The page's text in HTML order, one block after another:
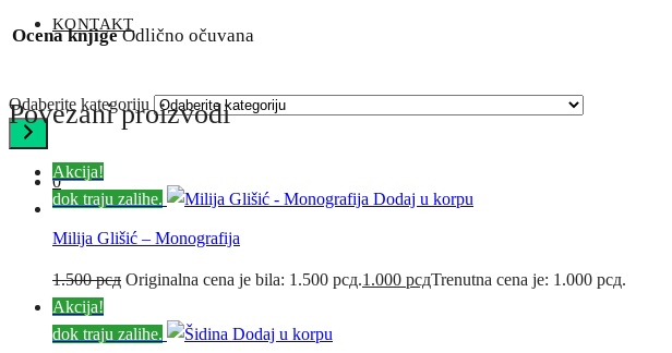
KONTAKT
Odaberite kategoriju
0
Ocena knjige Odlično očuvana
Povezani proizvodi
Akcija!
dok traju zalihe.
Dodaj u korpu
Milija Glišić – Monografija
1.500рсд Originalna cena je bila: 1.500 рсд.1.000 рсдTrenutna cena je: 1.000 рсд.
Akcija!
dok traju zalihe.
Dodaj u korpu